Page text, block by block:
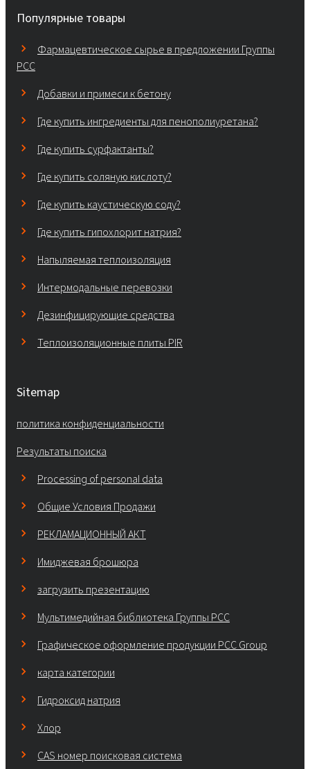
Популярные товары
Фармацевтическое сырье в предложении Группы
PCC
Добавки и примеси к бетону
Где купить ингредиенты для пенополиуретана?
Где купить сурфактанты?
Где купить соляную кислоту?
Где купить каустическую соду?
Где купить гипохлорит натрия?
Напыляемая теплоизоляция
Интермодальные перевозки
Дезинфицирующие средства
Теплоизоляционные плиты PIR
Sitemap
политика конфиденциальности
Результаты поиска
Processing of personal data
Общие Условия Продажи
РЕКЛАМАЦИОННЫЙ АКТ
Имиджевая брошюра
загрузить презентацию
Мультимедийная библиотека Группы РСС
Графическое оформление продукции PCC Group
карта категории
Гидроксид натрия
Хлор
CAS номер поисковая система